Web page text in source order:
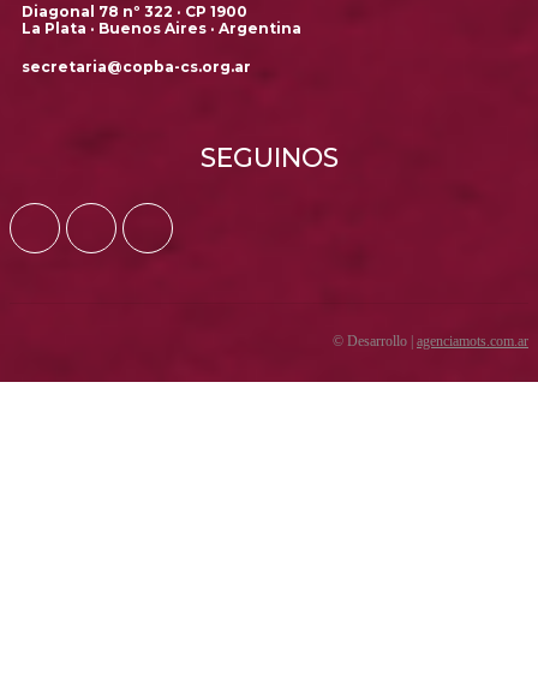
Diagonal 78 nº 322 · CP 1900
La Plata · Buenos Aires · Argentina
secretaria@copba-cs.org.ar
SEGUINOS
© Desarrollo | agenciamots.com.ar